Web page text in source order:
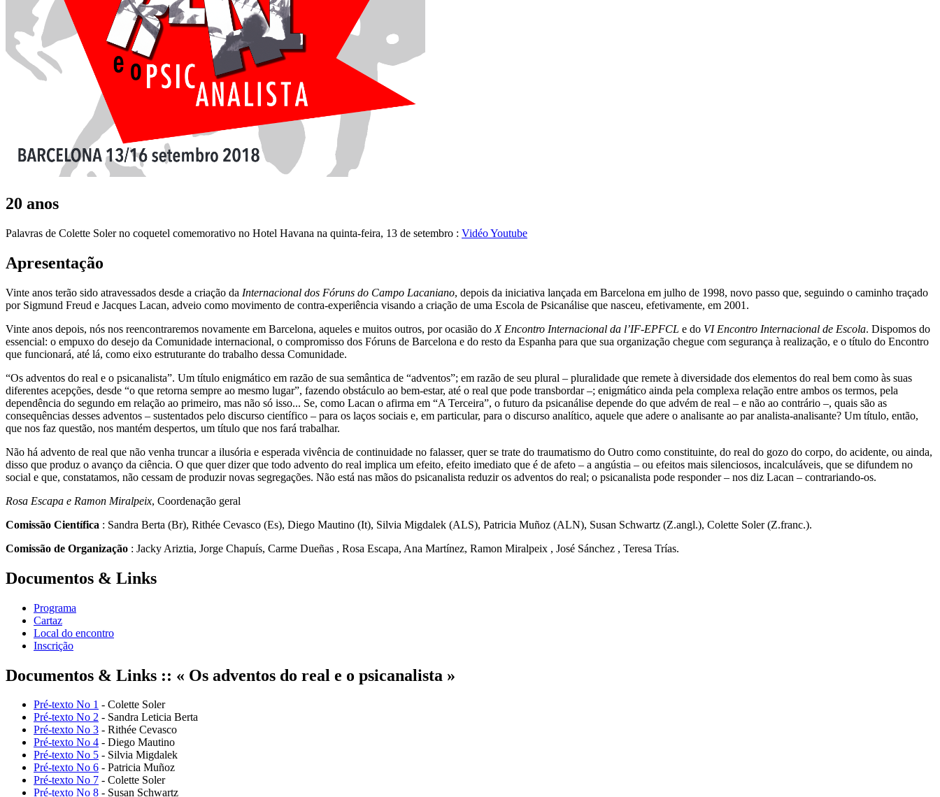
20 anos
Palavras de Colette Soler no coquetel comemorativo no Hotel Havana na quinta-feira, 13 de setembro : Vidéo Youtube
Apresentação
Vinte anos terão sido atravessados desde a criação da Internacional dos Fóruns do Campo Lacaniano, depois da iniciativa lançada em Barcelona em julho de 1998, novo passo que, seguindo o caminho traçado
por Sigmund Freud e Jacques Lacan, adveio como movimento de contra-experiência visando a criação de uma Escola de Psicanálise que nasceu, efetivamente, em 2001.
Vinte anos depois, nós nos reencontraremos novamente em Barcelona, aqueles e muitos outros, por ocasião do X Encontro Internacional da l’IF-EPFCL e do VI Encontro Internacional de Escola. Dispomos do
essencial: o empuxo do desejo da Comunidade internacional, o compromisso dos Fóruns de Barcelona e do resto da Espanha para que sua organização chegue com segurança à realização, e o título do Encontro
que funcionará, até lá, como eixo estruturante do trabalho dessa Comunidade.
“Os adventos do real e o psicanalista”. Um título enigmático em razão de sua semântica de “adventos”; em razão de seu plural – pluralidade que remete à diversidade dos elementos do real bem como às suas
diferentes acepções, desde “o que retorna sempre ao mesmo lugar”, fazendo obstáculo ao bem-estar, até o real que pode transbordar –; enigmático ainda pela complexa relação entre ambos os termos, pela
dependência do segundo em relação ao primeiro, mas não só isso... Se, como Lacan o afirma em “A Terceira”, o futuro da psicanálise depende do que advém de real – e não ao contrário –, quais são as
consequências desses adventos – sustentados pelo discurso científico – para os laços sociais e, em particular, para o discurso analítico, aquele que adere o analisante ao par analista-analisante? Um título, então,
que nos faz questão, nos mantém despertos, um título que nos fará trabalhar.
Não há advento de real que não venha truncar a ilusória e esperada vivência de continuidade no falasser, quer se trate do traumatismo do Outro como constituinte, do real do gozo do corpo, do acidente, ou ainda,
disso que produz o avanço da ciência. O que quer dizer que todo advento do real implica um efeito, efeito imediato que é de afeto – a angústia – ou efeitos mais silenciosos, incalculáveis, que se difundem no
social e que, constatamos, não cessam de produzir novas segregações. Não está nas mãos do psicanalista reduzir os adventos do real; o psicanalista pode responder – nos diz Lacan – contrariando-os.
Rosa Escapa e Ramon Miralpeix, Coordenação geral
Comissão Científica : Sandra Berta (Br), Rithée Cevasco (Es), Diego Mautino (It), Silvia Migdalek (ALS), Patricia Muñoz (ALN), Susan Schwartz (Z.angl.), Colette Soler (Z.franc.).
Comissão de Organização : Jacky Ariztia, Jorge Chapuís, Carme Dueñas , Rosa Escapa, Ana Martínez, Ramon Miralpeix , José Sánchez , Teresa Trías.
Documentos & Links
Programa
Cartaz
Local do encontro
Inscrição
Documentos & Links :: « Os adventos do real e o psicanalista »
Pré-texto No 1 - Colette Soler
Pré-texto No 2 - Sandra Leticia Berta
Pré-texto No 3 - Rithée Cevasco
Pré-texto No 4 - Diego Mautino
Pré-texto No 5 - Silvia Migdalek
Pré-texto No 6 - Patricia Muñoz
Pré-texto No 7 - Colette Soler
Pré-texto No 8 - Susan Schwartz